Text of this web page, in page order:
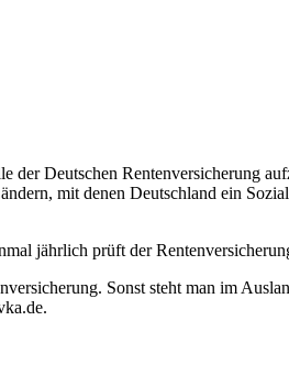
Deutschen Rentenversicherung
mit denen Deutschland ein
jährlich prüft der
Sonst steht man im